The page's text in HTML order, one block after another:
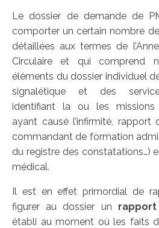
Le dossier de demande de
comporter un certain nombre
détaillées aux termes de
Circulaire et qui comprend
éléments du dossier individuel
signalétique et des
identifiant la ou les missions
ayant causé l’infirmité, rapport
commandant de formation
du registre des constatations…)
médical.
Il est en effet primordial de
figurer au dossier un
établi au moment où les faits